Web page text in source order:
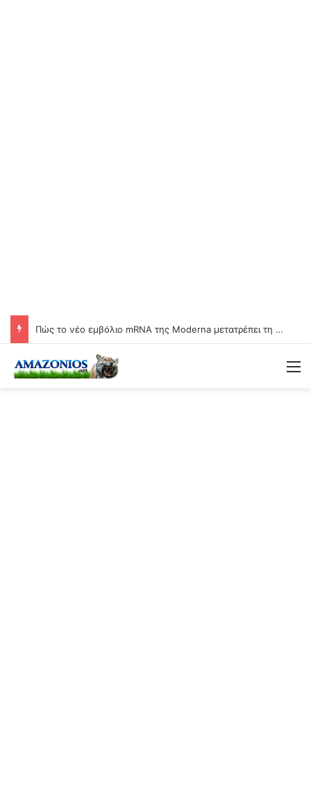
Πώς το νέο εμβόλιο mRNA της Moderna μετατρέπει τη γιαγιά σε βιολογικό όπλο